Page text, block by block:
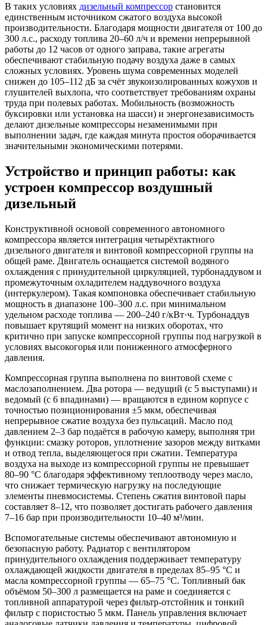
В таких условиях дизельный компрессор становится
единственным источником сжатого воздуха высокой
производительности. Благодаря мощности двигателя от 100 до
300 л.с., расходу топлива 20–60 л/ч и времени непрерывной
работы до 12 часов от одного заправа, такие агрегаты
обеспечивают стабильную подачу воздуха даже в самых
сложных условиях. Уровень шума современных моделей
снижен до 105–112 дБ за счёт звукоизолированных кожухов и
глушителей выхлопа, что соответствует требованиям охраны
труда при полевых работах. Мобильность (возможность
буксировки или установка на шасси) и энергонезависимость
делают дизельные компрессоры незаменимыми при
выполнении задач, где каждая минута простоя оборачивается
значительными экономическими потерями.
Устройство и принцип работы: как
устроен компрессор воздушный
дизельный
Конструктивной основой современного автономного
компрессора является интеграция четырёхтактного
дизельного двигателя и винтовой компрессорной группы на
общей раме. Двигатель оснащается системой водяного
охлаждения с принудительной циркуляцией, турбонаддувом и
промежуточным охладителем наддувочного воздуха
(интеркулером). Такая компоновка обеспечивает стабильную
мощность в диапазоне 100–300 л.с. при минимальном
удельном расходе топлива — 200–240 г/кВт·ч. Турбонаддув
повышает крутящий момент на низких оборотах, что
критично при запуске компрессорной группы под нагрузкой в
условиях высокогорья или пониженного атмосферного
давления.
Компрессорная группа выполнена по винтовой схеме с
маслозаполнением. Два ротора — ведущий (с 5 выступами) и
ведомый (с 6 впадинами) — вращаются в едином корпусе с
точностью позиционирования ±5 мкм, обеспечивая
непрерывное сжатие воздуха без пульсаций. Масло под
давлением 2–3 бар подаётся в рабочую камеру, выполняя три
функции: смазку роторов, уплотнение зазоров между витками
и отвод тепла, выделяющегося при сжатии. Температура
воздуха на выходе из компрессорной группы не превышает
80–90 °C благодаря эффективному теплоотводу через масло,
что снижает термическую нагрузку на последующие
элементы пневмосистемы. Степень сжатия винтовой пары
составляет 8–12, что позволяет достигать рабочего давления
7–16 бар при производительности 10–40 м³/мин.
Вспомогательные системы обеспечивают автономную и
безопасную работу. Радиатор с вентилятором
принудительного охлаждения поддерживает температуру
охлаждающей жидкости двигателя в пределах 85–95 °C и
масла компрессорной группы — 65–75 °C. Топливный бак
объёмом 50–300 л размещается на раме и соединяется с
топливной аппаратурой через фильтр-отстойник и тонкий
фильтр с пористостью 5 мкм. Панель управления включает